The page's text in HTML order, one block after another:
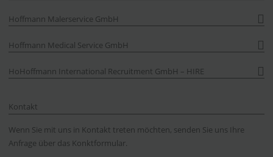
Hoffmann Malerservice GmbH
Hoffmann Medical Service GmbH
HoHoffmann International Recruitment GmbH – HIRE
Kontakt
Wenn Sie mit uns in Kontakt treten möchten, senden Sie uns Ihre
Anfrage über das Konktformular.